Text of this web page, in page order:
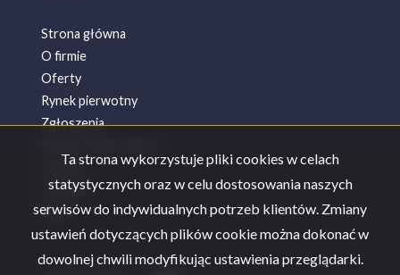
Strona główna
O firmie
Oferty
Rynek pierwotny
Zgłoszenia
Kredyty
Kontakt
Rodo
Ta strona wykorzystuje pliki cookies w celach
statystycznych oraz w celu dostosowania naszych
serwisów do indywidualnych potrzeb klientów. Zmiany
ustawień dotyczących plików cookie można dokonać w
dowolnej chwili modyfikując ustawienia przeglądarki.